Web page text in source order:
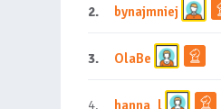
2. bynajmniej
3. OlaBe
4. hanna_l